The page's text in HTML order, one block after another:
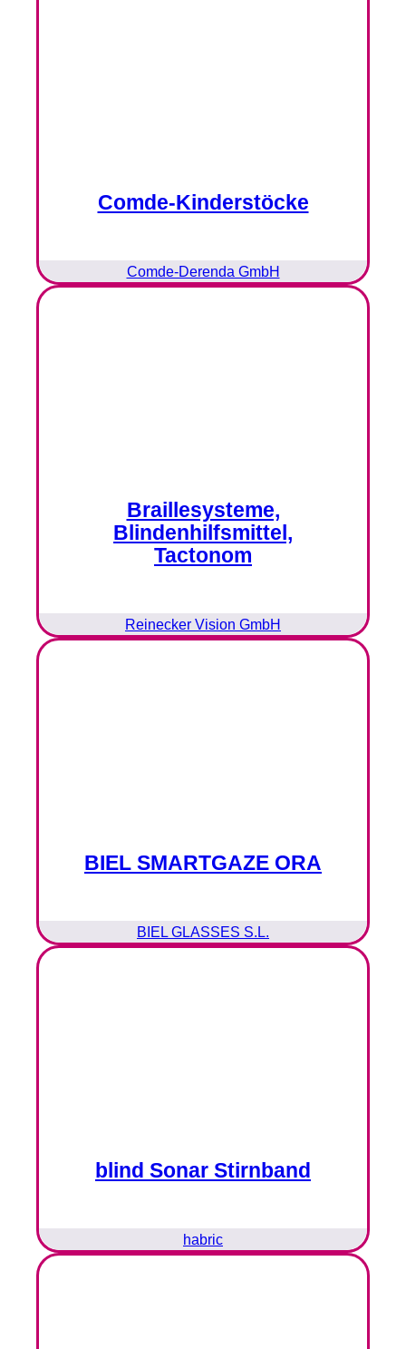
Comde-Kinderstöcke
Comde-Derenda GmbH
Braillesysteme,
Blindenhilfsmittel,
Tactonom
Reinecker Vision GmbH
BIEL SMARTGAZE ORA
BIEL GLASSES S.L.
blind Sonar Stirnband
habric